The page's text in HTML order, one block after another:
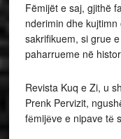
Fëmijët e saj, gjithë
nderimin dhe
sakrifikuem, si grue
paharrueme në
Revista Kuq e Zi, u
Prenk Pervizit,
fёmijёve e nipave tё